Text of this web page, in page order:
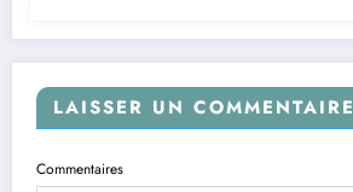
LAISSER UN COMMENTAIRE
Commentaires